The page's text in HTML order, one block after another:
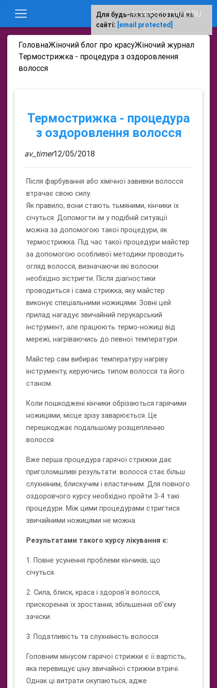
ALIANSE-STUDIO.RU
ГоловнаЖіночий блог про красуЖіночий журнал
Термострижка - процедура з оздоровлення
волосся
Термострижка - процедура
з оздоровлення волосся
av_timer12/05/2018
Після фарбування або хімічної завивки волосся
втрачає свою силу.
Як правило, вони стають тьмяними, кінчики їх
січуться. Допомогти їм у подібній ситуації
можна за допомогою такої процедури, як
термострижка. Під час такої процедури майстер
за допомогою особливої ​​методики проводить
огляд волосся, визначаючи які волоски
необхідно зістригти. Після діагностики
проводиться і сама стрижка, яку майстер
виконує спеціальними ножицями. Зовні цей
прилад нагадує звичайний перукарський
інструмент, але працюють термо-ножиці від
мережі, нагріваючись до певної температури.
Майстер сам вибирає температуру нагріву
інструменту, керуючись типом волосся та його
станом.
Коли пошкоджені кінчики обрізаються гарячими
ножицями, місце зрізу заварюється. Це
перешкоджає подальшому розщепленню
волосся.
Вже перша процедура гарячої стрижки дає
приголомшливі результати: волосся стає більш
слухняним, блискучим і еластичним. Для повного
оздоровчого курсу необхідно пройти 3-4 такі
процедури. Між цими процедурами стригтися
звичайними ножицями не можна.
Результатами такого курсу лікування є:
1. Повне усунення проблеми кінчиків, що
січуться.
2. Сила, блиск, краса і здоров'я волосся,
прискорення їх зростання, збільшення об'єму
зачіски.
3. Податливість та слухняність волосся.
Головним мінусом гарячої стрижки є її вартість,
яка перевищує ціну звичайної стрижки втричі.
Однак ці витрати окупаються, адже
Для будь-яких пропозицій на
сайті: [email protected]